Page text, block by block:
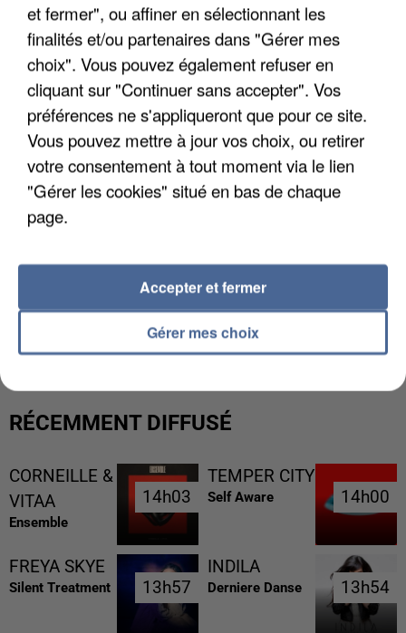
L’UN DES FONDATEURS SUPPOSÉS DE LA DZ
MAFIA INTERPELLÉ EN ALGÉRIE
RÉCEMMENT DIFFUSÉ
CORNEILLE &
VITAA
Ensemble
14h03
14h03
TEMPER CITY
Self Aware 14h00
14h00
FREYA SKYE
Silent Treatment 13h57
13h57
INDILA
Derniere Danse 13h54
13h54
et fermer", ou affiner en sélectionnant les
finalités et/ou partenaires dans "Gérer mes
choix". Vous pouvez également refuser en
cliquant sur "Continuer sans accepter". Vos
préférences ne s'appliqueront que pour ce site.
Vous pouvez mettre à jour vos choix, ou retirer
votre consentement à tout moment via le lien
"Gérer les cookies" situé en bas de chaque
page.
Gérer mes choix
Accepter et fermer